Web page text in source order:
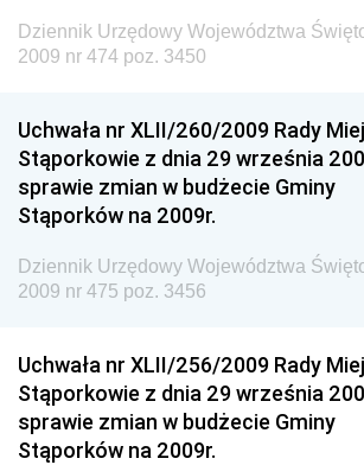
Dziennik Urzędowy Ministra
i Gospodarki Morskiej
Dziennik Urzędowy Ministra Spraw
Dziennik Urzędowy Centralnego
Antykorupcyjnego
Wewnętrznego
Dziennik Urzędowy Urzędu
Dziennik Urzędowy Generalnej
Krajowych i Autostrad
Dziennik Urzędowy Ministra
Dziennik Urzędowy Województwa
2009 nr 474 poz. 3450
Uchwała nr XLII/260/2009 Rady
Stąporkowie z dnia 29 września
sprawie zmian w budżecie Gminy
Stąporków na 2009r.
Dziennik Urzędowy Województwa
2009 nr 475 poz. 3456
Uchwała nr XLII/256/2009 Rady
Stąporkowie z dnia 29 września
sprawie zmian w budżecie Gminy
Stąporków na 2009r.